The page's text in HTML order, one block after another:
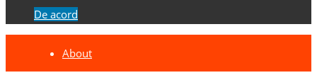
De acord
About